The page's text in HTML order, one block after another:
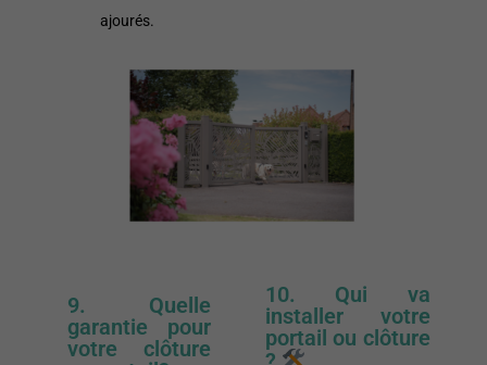
ajourés.
9. Quelle
garantie pour
votre clôture
10. Qui va
installer votre
portail ou clôture